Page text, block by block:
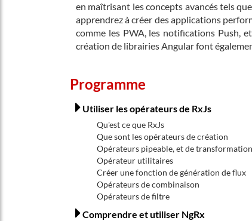
en maîtrisant les concepts avancés tels
apprendrez à créer des applications
comme les PWA, les notifications Push,
création de librairies Angular font
Programme
Utiliser les opérateurs de RxJs
Qu'est ce que RxJs
Que sont les opérateurs de création
Opérateurs pipeable, et de transformation
Opérateur utilitaires
Créer une fonction de génération de flux
Opérateurs de combinaison
Opérateurs de filtre
Comprendre et utiliser NgRx